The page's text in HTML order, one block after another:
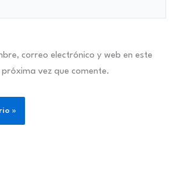
correo electrónico y web en este
vez que comente.